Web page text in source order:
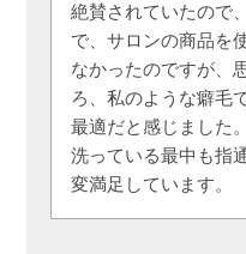
絶賛されていたので
で、サロンの商品を
なかったのですが、
ろ、私のような癖毛
最適だと感じました。
洗っている最中も指
変満足しています。